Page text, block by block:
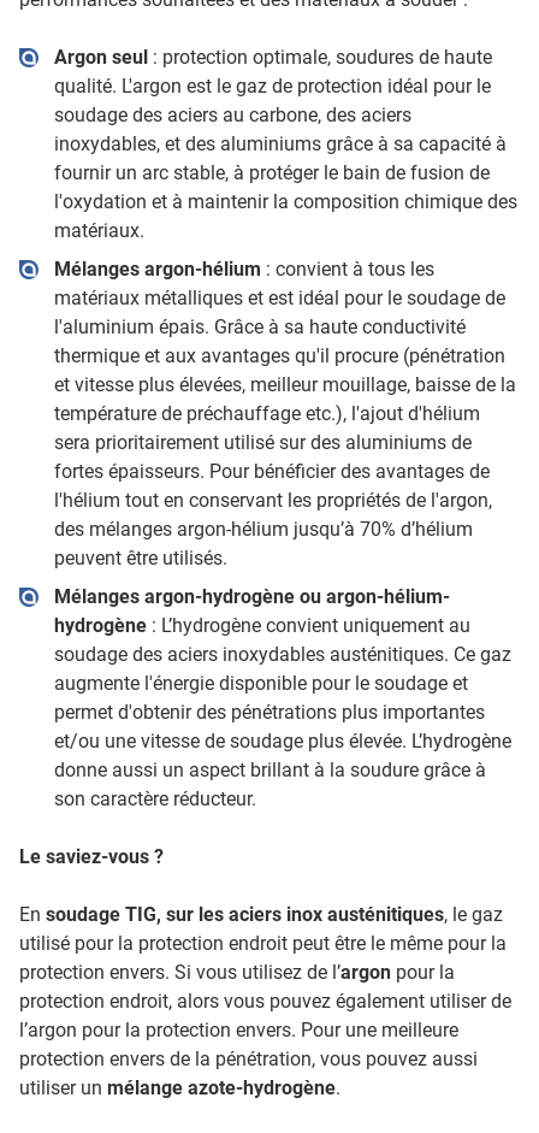
Argon seul : protection optimale, soudures de haute
qualité. L'argon est le gaz de protection idéal pour le
soudage des aciers au carbone, des aciers
inoxydables, et des aluminiums grâce à sa capacité à
fournir un arc stable, à protéger le bain de fusion de
l'oxydation et à maintenir la composition chimique des
matériaux.
Mélanges argon-hélium : convient à tous les
matériaux métalliques et est idéal pour le soudage de
l'aluminium épais. Grâce à sa haute conductivité
thermique et aux avantages qu'il procure (pénétration
et vitesse plus élevées, meilleur mouillage, baisse de la
température de préchauffage etc.), l'ajout d'hélium
sera prioritairement utilisé sur des aluminiums de
fortes épaisseurs. Pour bénéficier des avantages de
l'hélium tout en conservant les propriétés de l'argon,
des mélanges argon-hélium jusqu’à 70% d’hélium
peuvent être utilisés.
Mélanges argon-hydrogène ou argon-hélium-
hydrogène: L’hydrogène convient uniquement au
soudage des aciers inoxydables austénitiques. Ce gaz
augmente l'énergie disponible pour le soudage et
permet d'obtenir des pénétrations plus importantes
et/ou une vitesse de soudage plus élevée. L’hydrogène
donne aussi un aspect brillant à la soudure grâce à
son caractère réducteur.
Le saviez-vous ?
En soudage TIG, sur les aciers inox austénitiques, le gaz
utilisé pour la protection endroit peut être le même pour la
protection envers. Si vous utilisez de l’argon pour la
protection endroit, alors vous pouvez également utiliser de
l’argon pour la protection envers. Pour une meilleure
protection envers de la pénétration, vous pouvez aussi
utiliser un mélange azote-hydrogène.